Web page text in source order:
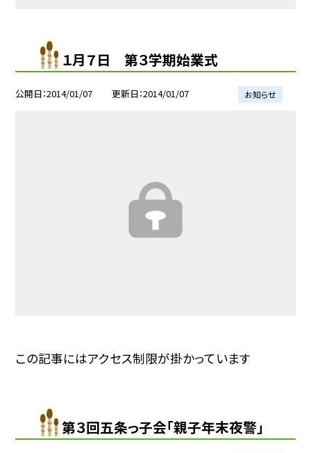
１月７日 第３学期始業式
公開日 2014/01/07 更新日 2014/01/07 お知らせ
この記事にはアクセス制限が掛かっています
第３回五条っ子会「親子年末夜警」